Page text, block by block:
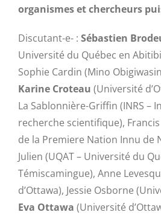
organismes et chercheurs
Discutant-e- : Sébastien
Université du Québec en
Sophie Cardin (Mino
Karine Croteau (Université
La Sablonnière-Griffin (INRS –
recherche scientifique),
de la Premiere Nation Innu de
Julien (UQAT – Université du
Témiscamingue), Anne
d’Ottawa), Jessie Osborne
Eva Ottawa (Université